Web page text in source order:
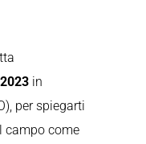
in
per spiegarti
campo come